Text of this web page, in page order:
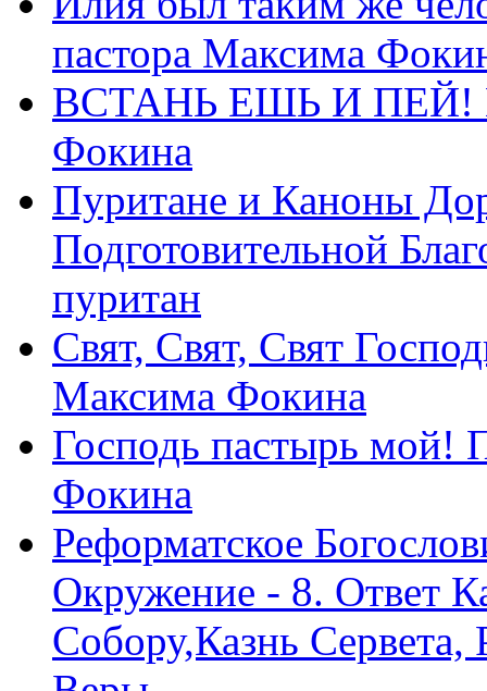
пастора Максима
ВСТАНЬ ЕШЬ И ПЕЙ!
Фокина
Пуритане и Каноны
Подготовительной
пуритан
Свят, Свят, Свят
Максима Фокина
Господь пастырь мой!
Фокина
Реформатское
Окружение - 8. Ответ
Собору,Казнь Сервета,